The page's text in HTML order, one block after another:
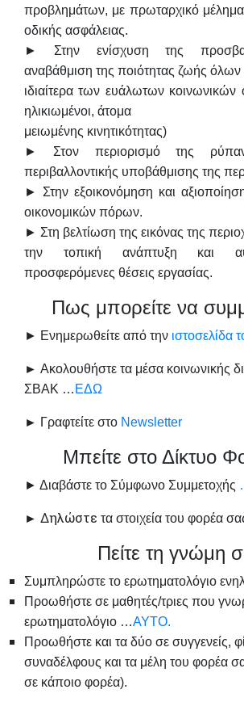
προβλημάτων, με πρωταρχικό
οδικής ασφάλειας.
► Στην ενίσχυση της
αναβάθμιση της ποιότητας ζωής όλων
ιδιαίτερα των ευάλωτων
ηλικιωμένοι, άτομα
μειωμένης κινητικότητας)
► Στον περιορισμό της
περιβαλλοντικής υποβάθμισης της
► Στην εξοικονόμηση και
οικονομικών πόρων.
► Στη βελτίωση της εικόνας της
την τοπική ανάπτυξη και
προσφερόμενες θέσεις εργασίας.
Πως μπορείτε να
► Ενημερωθείτε από την ιστοσελίδα
► Ακολουθήστε τα μέσα κοινωνικής
ΣΒΑΚ … ΕΔΩ
► Γραφτείτε στο Newsletter
Μπείτε στο Δίκτυο
► Διαβάστε το Σύμφωνο Συμμετοχής
► Δηλώστε τα στοιχεία του φορέα
Πείτε τη γνώμη
Συμπληρώστε το ερωτηματολόγιο
Προωθήστε σε μαθητές/τριες που
ερωτηματολόγιο …ΑΥΤΟ.
Προωθήστε και τα δύο σε συγγενείς,
συναδέλφους και τα μέλη του φορέα
σε κάποιο φορέα).